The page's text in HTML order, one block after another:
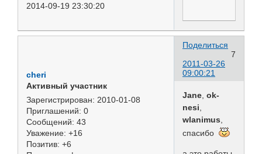
2014-09-19 23:30:20
Поделиться
7
2011-03-26
09:00:21
cheri
Активный участник
Зарегистрирован: 2010-01-08
Приглашений: 0
Сообщений: 43
Уважение: +16
Позитив: +6
Jane ok-
nesi
wlanimus
спасибо